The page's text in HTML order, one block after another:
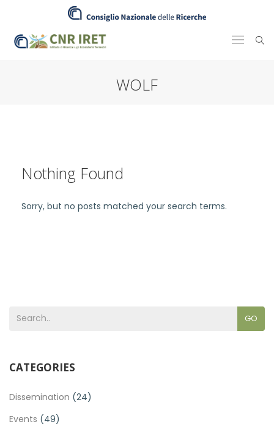
WOLF
Nothing Found
Sorry, but no posts matched your search terms.
GO
CATEGORIES
Dissemination (24)
Events (49)